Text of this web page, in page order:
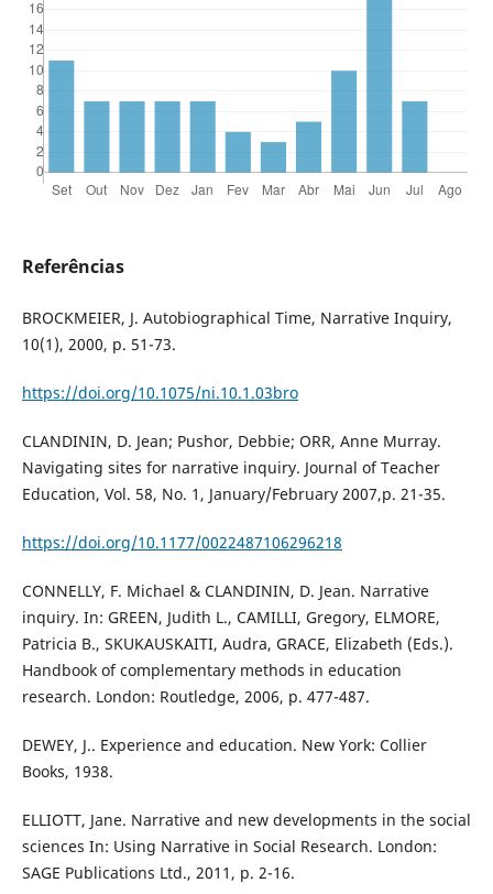
Referências
BROCKMEIER, J. Autobiographical Time, Narrative Inquiry,
10(1), 2000, p. 51-73.
https://doi.org/10.1075/ni.10.1.03bro
CLANDININ, D. Jean; Pushor, Debbie; ORR, Anne Murray.
Navigating sites for narrative inquiry. Journal of Teacher
Education, Vol. 58, No. 1, January/February 2007,p. 21-35.
https://doi.org/10.1177/0022487106296218
CONNELLY, F. Michael & CLANDININ, D. Jean. Narrative
inquiry. In: GREEN, Judith L., CAMILLI, Gregory, ELMORE,
Patricia B., SKUKAUSKAITI, Audra, GRACE, Elizabeth (Eds.).
Handbook of complementary methods in education
research. London: Routledge, 2006, p. 477-487.
DEWEY, J.. Experience and education. New York: Collier
Books, 1938.
ELLIOTT, Jane. Narrative and new developments in the social
sciences In: Using Narrative in Social Research. London:
SAGE Publications Ltd., 2011, p. 2-16.